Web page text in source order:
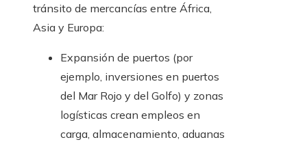
tránsito de mercancías entre África,
Asia y Europa:
Expansión de puertos (por
ejemplo, inversiones en puertos
del Mar Rojo y del Golfo) y zonas
logísticas crean empleos en
carga, almacenamiento, aduanas